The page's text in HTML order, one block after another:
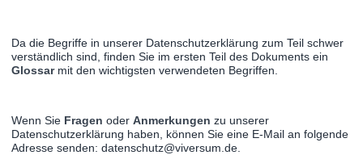
Da die Begriffe in unserer Datenschutzerklärung zum Teil schwer
verständlich sind, finden Sie im ersten Teil des Dokuments ein
Glossarmit den wichtigsten verwendeten Begriffen.
Wenn Sie Fragen oder Anmerkungen zu unserer
Datenschutzerklärung haben, können Sie eine E-Mail an folgende
Adresse senden: datenschutz@viversum.de.